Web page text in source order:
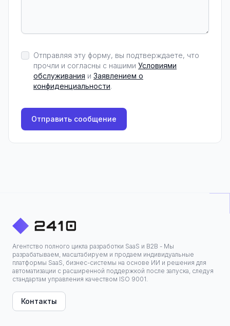
Отправляя эту форму, вы подтверждаете, что
прочли и согласны с нашими Условиями
обслуживания и Заявлением о
конфиденциальности.
Отправить сообщение
Агентство полного цикла разработки SaaS и B2B - Мы
разрабатываем, масштабируем и продаем индивидуальные
платформы SaaS, бизнес-системы на основе ИИ и решения для
автоматизации с расширенной поддержкой после запуска, следуя
стандартам управления качеством ISO 9001.
Контакты